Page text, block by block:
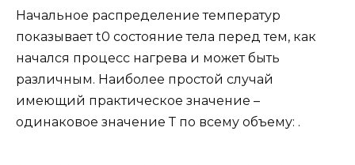
Начальное распределение температур
показывает t0 состояние тела перед тем, как
начался процесс нагрева и может быть
различным. Наиболее простой случай
имеющий практическое значение –
одинаковое значение Т по всему объему: .